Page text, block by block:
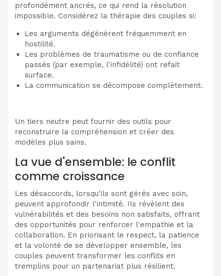
profondément ancrés, ce qui rend la résolution
impossible. Considérez la thérapie des couples si:
Les arguments dégénèrent fréquemment en
hostilité.
Les problèmes de traumatisme ou de confiance
passés (par exemple, l'infidélité) ont refait
surface.
La communication se décompose complètement.
Un tiers neutre peut fournir des outils pour
reconstruire la compréhension et créer des
modèles plus sains.
La vue d'ensemble: le conflit
comme croissance
Les désaccords, lorsqu'ils sont gérés avec soin,
peuvent approfondir l'intimité. Ils révèlent des
vulnérabilités et des besoins non satisfaits, offrant
des opportunités pour renforcer l'empathie et la
collaboration. En priorisant le respect, la patience
et la volonté de se développer ensemble, les
couples peuvent transformer les conflits en
tremplins pour un partenariat plus résilient.